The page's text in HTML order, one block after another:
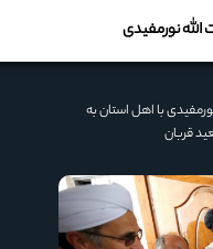
الله نورمفیدی
با اهل استان به
قربان